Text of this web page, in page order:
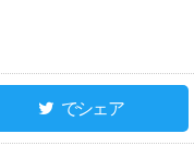
でシェア